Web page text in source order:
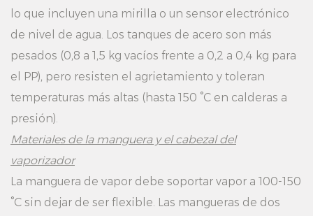
lo que incluyen una mirilla o un sensor electrónico
de nivel de agua. Los tanques de acero son más
pesados ​​(0,8 a 1,5 kg vacíos frente a 0,2 a 0,4 kg para
el PP), pero resisten el agrietamiento y toleran
temperaturas más altas (hasta 150 °C en calderas a
presión).
Materiales de la manguera y el cabezal del
vaporizador
La manguera de vapor debe soportar vapor a 100-150
°C sin dejar de ser flexible. Las mangueras de dos